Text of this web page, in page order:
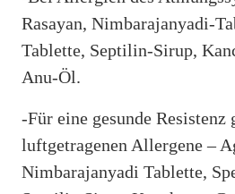
Rasayan, Nimbarajanyadi-
Tablette, Septilin-Sirup,
Anu-Öl.
-Für eine gesunde Resistenz
luftgetragenen Allergene –
Nimbarajanyadi Tablette,